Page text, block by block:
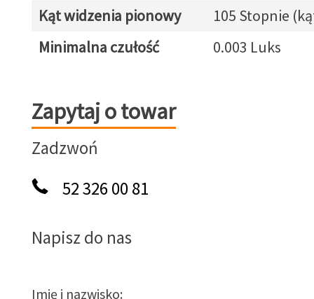
Kąt widzenia pionowy
105 Stopnie
Minimalna czułość
0.003 Luks
Zapytaj o towar
Zapytaj o towar
Zadzwoń
52 326 00 81
Napisz do nas
Imię i nazwisko